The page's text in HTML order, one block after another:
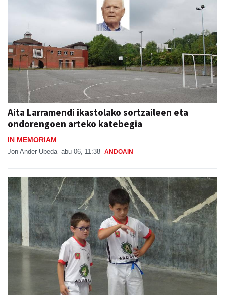
Aita Larramendi ikastolako sortzaileen eta
ondorengoen arteko katebegia
IN MEMORIAM
Jon Ander Ubeda abu 06, 11:38 ANDOAIN